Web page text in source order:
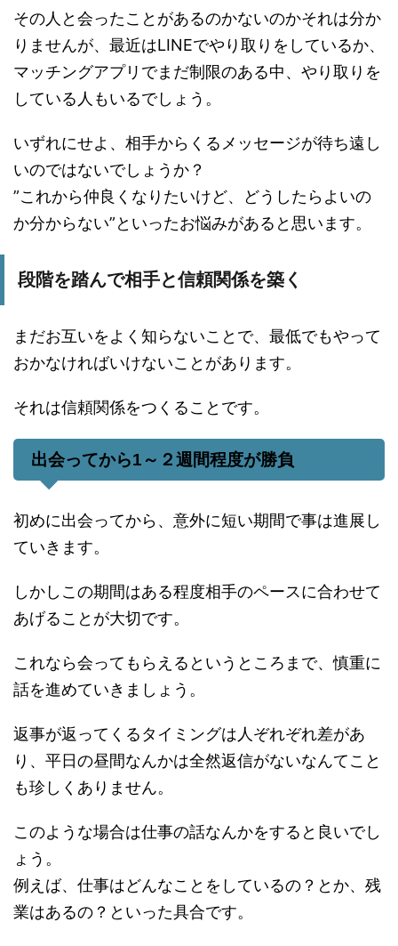
その人と会ったことがあるのかないのかそれは分か
りませんが、最近はLINEでやり取りをしているか、
マッチングアプリでまだ制限のある中、やり取りを
している人もいるでしょう。
いずれにせよ、相手からくるメッセージが待ち遠し
いのではないでしょうか？
”これから仲良くなりたいけど、どうしたらよいの
か分からない”といったお悩みがあると思います。
段階を踏んで相手と信頼関係を築く
まだお互いをよく知らないことで、最低でもやって
おかなければいけないことがあります。
それは信頼関係をつくることです。
出会ってから1～２週間程度が勝負
初めに出会ってから、意外に短い期間で事は進展し
ていきます。
しかしこの期間はある程度相手のペースに合わせて
あげることが大切です。
これなら会ってもらえるというところまで、慎重に
話を進めていきましょう。
返事が返ってくるタイミングは人ぞれぞれ差があ
り、平日の昼間なんかは全然返信がないなんてこと
も珍しくありません。
このような場合は仕事の話なんかをすると良いでし
ょう。
例えば、仕事はどんなことをしているの？とか、残
業はあるの？といった具合です。